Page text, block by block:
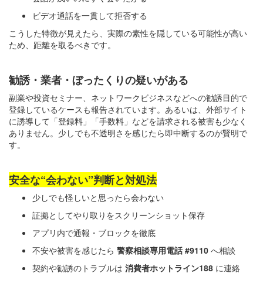
ビデオ通話を一貫して拒否する
こうした特徴が見えたら、実際の素性を隠している可能性が高い
ため、距離を取るべきです。
勧誘・業者・ぼったくりの疑いがある
副業や投資セミナー、ネットワークビジネスなどへの勧誘目的で
登録しているケースも報告されています。あるいは、外部サイト
に誘導して「登録料」「手数料」などを請求される被害も少なく
ありません。少しでも不透明さを感じたら即中断するのが賢明で
す。
安全な“会わない”判断と対処法
少しでも怪しいと思ったら会わない
証拠としてやり取りをスクリーンショット保存
アプリ内で通報・ブロックを徹底
不安や被害を感じたら 警察相談専用電話 #9110 へ相談
契約や勧誘のトラブルは 消費者ホットライン188 に連絡